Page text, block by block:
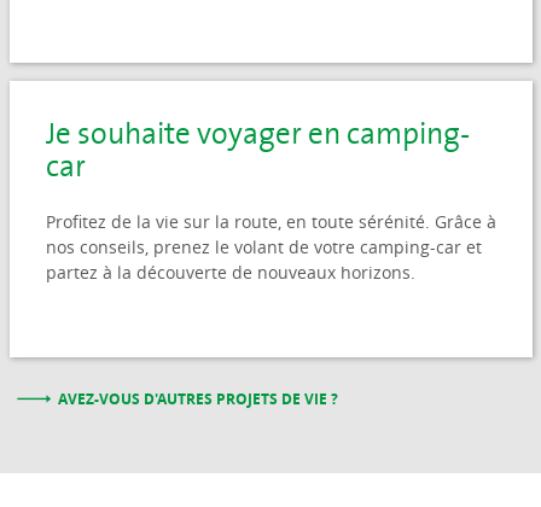
Je souhaite voyager en camping-
car
Profitez de la vie sur la route, en toute sérénité. Grâce à
nos conseils, prenez le volant de votre camping-car et
partez à la découverte de nouveaux horizons.
AVEZ-VOUS D'AUTRES PROJETS DE VIE ?